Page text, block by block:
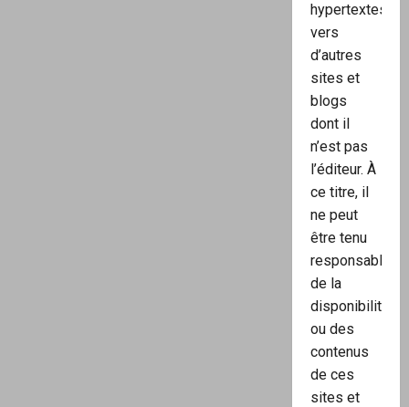
hypertextes
vers
d’autres
sites et
blogs
dont il
n’est pas
l’éditeur. À
ce titre, il
ne peut
être tenu
responsable
de la
disponibilité
ou des
contenus
de ces
sites et